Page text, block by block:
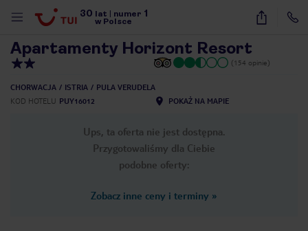
30 lat numer 1
w Polsce
14
Apartamenty Horizont Resort
(154 opinie)
CHORWACJA ISTRIA
PULA VERUDELA
KOD HOTELU PUY16012 POKAŻ NA MAPIE
Ups, ta oferta nie jest dostępna.
Przygotowaliśmy dla Ciebie
podobne oferty:
Zobacz inne ceny i terminy »